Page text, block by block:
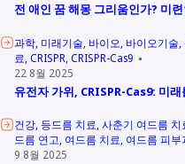
전 애인 꿈 해몽 그리움인가? 미
과학 미래기술 바이오 바이오기술
료 CRISPR CRISPR-Cas9
22 8월 2025
유전자 가위, CRISPR-Cas9: 미
건강 등드름 치료 사춘기 여드름 치
드름 연고 여드름 치료 여드름 피부
9 8월 2025